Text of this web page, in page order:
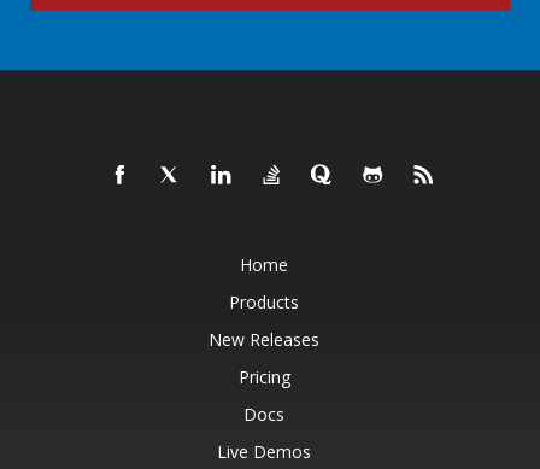
Home
Products
New Releases
Pricing
Docs
Live Demos